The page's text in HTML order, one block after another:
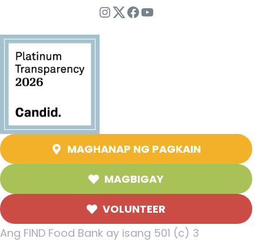
Instagram
Twitter
Facebook
YouTube
MAGHANAP NG PAGKAIN
MAGBIGAY
VOLUNTEER
Ang FIND Food Bank ay isang 501 (c) 3